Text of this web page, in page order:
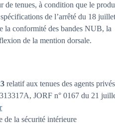
de tenues, à condition que le
de l’arrêté du 18
la conformité des bandes NUB, la
de la mention dorsale.
relatif aux tenues des agents
JORF n° 0167 du 21
de la sécurité intérieure